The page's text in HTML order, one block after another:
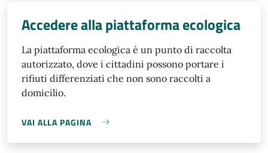
Accedere alla piattaforma ecologica
La piattaforma ecologica è un punto di raccolta
autorizzato, dove i cittadini possono portare i
rifiuti differenziati che non sono raccolti a
domicilio.
VAI ALLA PAGINA